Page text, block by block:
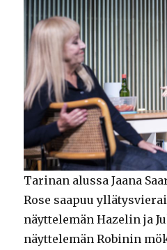
Tarinan alussa Jaana
Rose saapuu
näyttelemän Hazelin ja
näyttelemän Robinin